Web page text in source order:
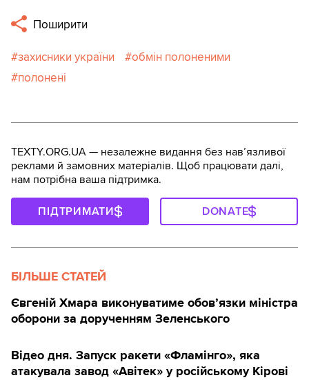
Поширити
захисники україни
обмін полоненими
полонені
TEXTY.ORG.UA — незалежне видання без навʼязливої
реклами й замовних матеріалів. Щоб працювати далі,
нам потрібна ваша підтримка.
ПІДТРИМАТИ DONATE
БІЛЬШЕ СТАТЕЙ
Євгеній Хмара виконуватиме обов’язки міністра
оборони за дорученням Зеленського
Відео дня. Запуск ракети «Фламінго», яка
атакувала завод «Авітек» у російському Кірові